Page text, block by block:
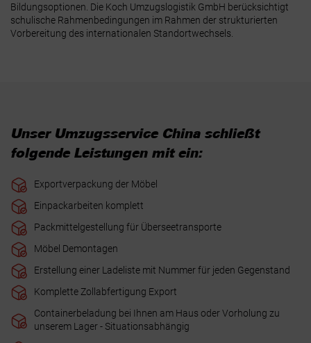
Bildungsoptionen. Die Koch Umzugslogistik GmbH berücksichtigt
schulische Rahmenbedingungen im Rahmen der strukturierten
Vorbereitung des internationalen Standortwechsels.
Unser Umzugsservice China schließt
folgende Leistungen mit ein:
Exportverpackung der Möbel
Einpackarbeiten komplett
Packmittelgestellung für Überseetransporte
Möbel Demontagen
Erstellung einer Ladeliste mit Nummer für jeden Gegenstand
Komplette Zollabfertigung Export
Containerbeladung bei Ihnen am Haus oder Vorholung zu
unserem Lager - Situationsabhängig